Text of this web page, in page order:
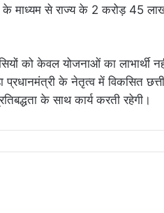
के माध्यम से राज्य के 2 करोड़ 45
को केवल योजनाओं का लाभार्थी
प्रधानमंत्री के नेतृत्व में विकसित
के साथ कार्य करती रहेगी।